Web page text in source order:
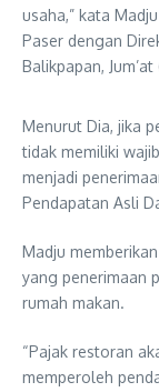
usaha,” kata
Paser dengan
Balikpapan, Jum’at
Menurut Dia, jika
tidak memiliki
menjadi
Pendapatan Asli
Madju
yang penerimaan
rumah makan.
“Pajak restoran
memperoleh